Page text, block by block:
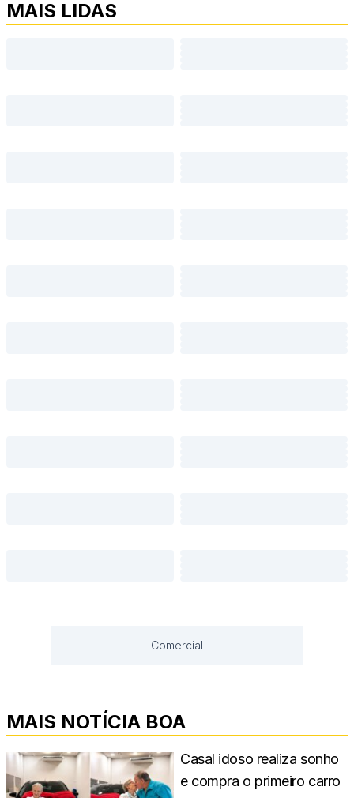
MAIS LIDAS
Comercial
MAIS NOTÍCIA BOA
Casal idoso realiza sonho
e compra o primeiro carro